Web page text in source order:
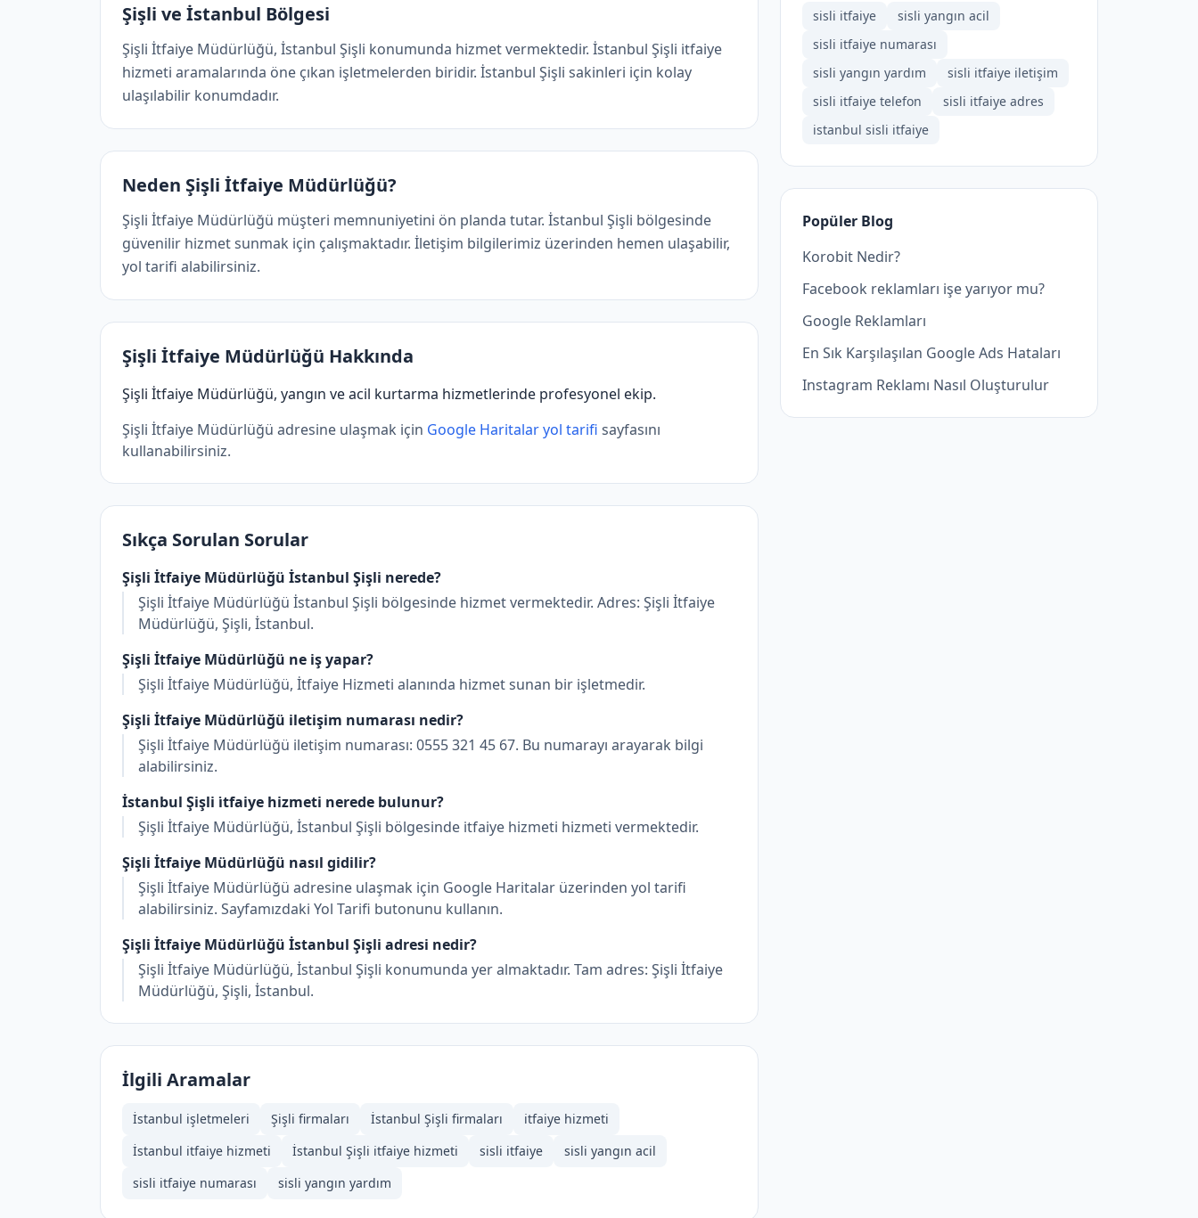
Şişli ve İstanbul Bölgesi
Şişli İtfaiye Müdürlüğü, İstanbul Şişli konumunda hizmet vermektedir. İstanbul Şişli i̇tfaiye
hizmeti aramalarında öne çıkan işletmelerden biridir. İstanbul Şişli sakinleri için kolay
ulaşılabilir konumdadır.
Neden Şişli İtfaiye Müdürlüğü?
Şişli İtfaiye Müdürlüğü müşteri memnuniyetini ön planda tutar. İstanbul Şişli bölgesinde
güvenilir hizmet sunmak için çalışmaktadır. İletişim bilgilerimiz üzerinden hemen ulaşabilir,
yol tarifi alabilirsiniz.
Şişli İtfaiye Müdürlüğü Hakkında
Şişli İtfaiye Müdürlüğü, yangın ve acil kurtarma hizmetlerinde profesyonel ekip.
Şişli İtfaiye Müdürlüğü adresine ulaşmak için Google Haritalar yol tarifi sayfasını
kullanabilirsiniz.
Sıkça Sorulan Sorular
Şişli İtfaiye Müdürlüğü İstanbul Şişli nerede?
Şişli İtfaiye Müdürlüğü İstanbul Şişli bölgesinde hizmet vermektedir. Adres: Şişli İtfaiye
Müdürlüğü, Şişli, İstanbul.
Şişli İtfaiye Müdürlüğü ne iş yapar?
Şişli İtfaiye Müdürlüğü, İtfaiye Hizmeti alanında hizmet sunan bir işletmedir.
Şişli İtfaiye Müdürlüğü iletişim numarası nedir?
Şişli İtfaiye Müdürlüğü iletişim numarası: 0555 321 45 67. Bu numarayı arayarak bilgi
alabilirsiniz.
İstanbul Şişli i̇tfaiye hizmeti nerede bulunur?
Şişli İtfaiye Müdürlüğü, İstanbul Şişli bölgesinde i̇tfaiye hizmeti hizmeti vermektedir.
Şişli İtfaiye Müdürlüğü nasıl gidilir?
Şişli İtfaiye Müdürlüğü adresine ulaşmak için Google Haritalar üzerinden yol tarifi
alabilirsiniz. Sayfamızdaki Yol Tarifi butonunu kullanın.
Şişli İtfaiye Müdürlüğü İstanbul Şişli adresi nedir?
Şişli İtfaiye Müdürlüğü, İstanbul Şişli konumunda yer almaktadır. Tam adres: Şişli İtfaiye
Müdürlüğü, Şişli, İstanbul.
İlgili Aramalar
İstanbul işletmeleri Şişli firmaları İstanbul Şişli firmaları
i̇tfaiye hizmeti
İstanbul i̇tfaiye hizmeti
İstanbul Şişli i̇tfaiye hizmeti sisli itfaiye
sisli yangın acil
sisli itfaiye numarası
sisli yangın yardım
sisli itfaiye
sisli yangın acil
sisli itfaiye numarası
sisli yangın yardım
sisli itfaiye iletişim
sisli itfaiye telefon
sisli itfaiye adres
istanbul sisli itfaiye
Popüler Blog
Korobit Nedir?
Facebook reklamları işe yarıyor mu?
Google Reklamları
En Sık Karşılaşılan Google Ads Hataları
Instagram Reklamı Nasıl Oluşturulur